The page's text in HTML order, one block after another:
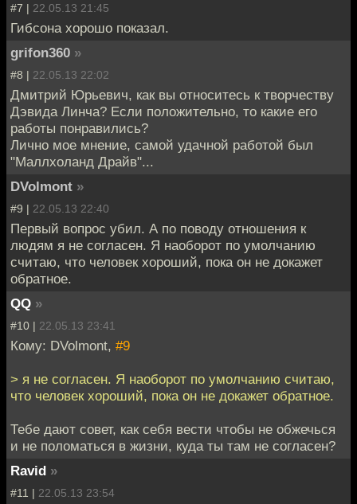
#7 | 22.05.13 21:45
Гибсона хорошо показал.
grifon360 »
#8 | 22.05.13 22:02
Дмитрий Юрьевич, как вы относитесь к творчеству
Дэвида Линча? Если положительно, то какие его
работы понравились?
Лично мое мнение, самой удачной работой был
"Маллхоланд Драйв"...
DVolmont »
#9 | 22.05.13 22:40
Первый вопрос убил. А по поводу отношения к
людям я не согласен. Я наоборот по умолчанию
считаю, что человек хороший, пока он не докажет
обратное.
QQ »
#10 | 22.05.13 23:41
Кому: DVolmont, #9
> я не согласен. Я наоборот по умолчанию считаю,
что человек хороший, пока он не докажет обратное.
Тебе дают совет, как себя вести чтобы не обжечься
и не поломаться в жизни, куда ты там не согласен?
Ravid »
#11 | 22.05.13 23:54